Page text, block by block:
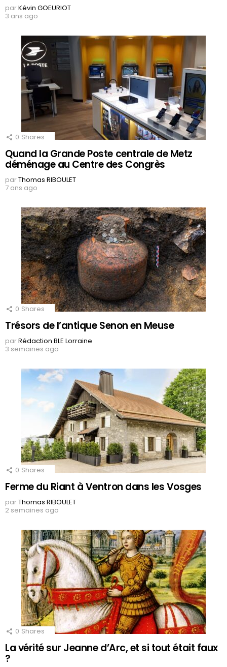
parKévin GOEURIOT
3 ans ago
0 Shares
Quand la Grande Poste centrale de Metz
déménage au Centre des Congrès
parThomas RIBOULET
7 ans ago
0 Shares
Trésors de l’antique Senon en Meuse
parRédaction BLE Lorraine
3 semaines ago
0 Shares
Ferme du Riant à Ventron dans les Vosges
parThomas RIBOULET
2 semaines ago
0 Shares
La vérité sur Jeanne d’Arc, et si tout était faux
?